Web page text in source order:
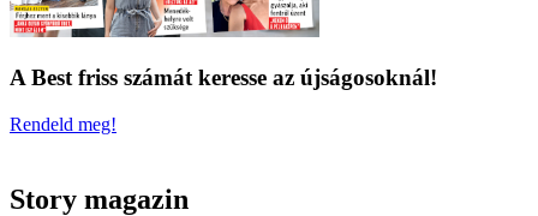
A Best friss számát keresse az újságosoknál!
Rendeld meg!
Story magazin